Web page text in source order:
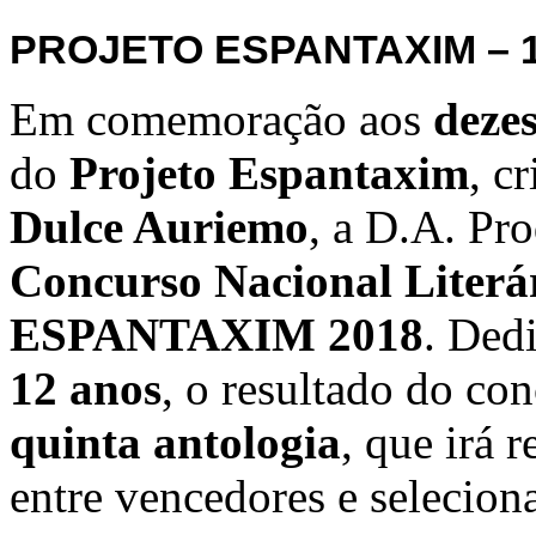
PROJETO ESPANTAXIM –
Em comemoração aos
do Projeto Espantaxim,
Dulce Auriemo, a D.A.
Concurso Nacional
ESPANTAXIM 2018.
12 anos, o resultado do
quinta antologia, que irá
entre vencedores e